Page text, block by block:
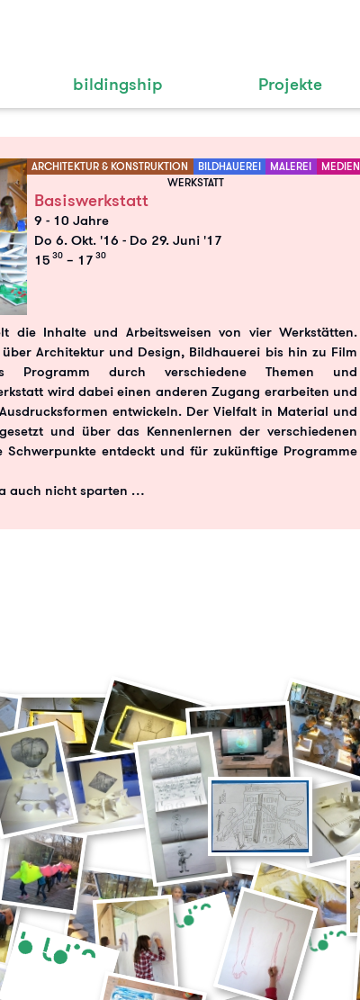
bildingship Projekte
ARCHITEKTUR & KONSTRUKTION BILDHAUEREI MALEREI
MEDIEN
WERKSTATT
Basiswerkstatt
9 - 10 Jahre
Do 6. Okt. '16 - Do 29. Juni '17
15 30 – 17 30
die Inhalte und Arbeitsweisen von vier Werkstätten.
Architektur und Design, Bildhauerei bis hin zu Film
durch verschiedene Themen und
wird dabei einen anderen Zugang erarbeiten und
entwickeln. Der Vielfalt in Material und
und über das Kennenlernen der verschiedenen
Schwerpunkte entdeckt und für zukünftige Programme
auch nicht sparten …